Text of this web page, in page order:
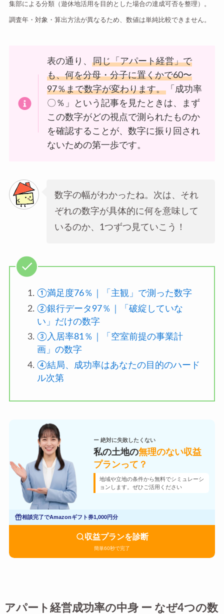
集部による分類（遊休地活用を目的とした場合の達成可否を整理）。
調査年・対象・算出方法が異なるため、数値は単純比較できません。
表の通り、同じ「アパート経営」で
も、何を分母・分子に置くかで60〜
97％まで数字が変わります。
「成功率
〇％」という記事を見たときは、まず
この数字がどの視点で測られたものか
を確認することが、数字に振り回され
ないための第一歩です。
数字の幅がわかったね。次は、それ
ぞれの数字が具体的に何を意味して
いるのか、1つずつ見ていこう！
①満足度76％｜「主観」で測った数字
②銀行データ97％｜「破綻していな
い」だけの数字
③入居率81％｜「空室前提の事業計
画」の数字
④結局、成功率はあなたの目的のハード
ル次第
ー 絶対に失敗したくない
私の土地の無理のない収益
プランって？
地域や立地の条件から無料でシミュレーシ
ョンします。ぜひご活用ください
相談完了でAmazonギフト券1,000円分
収益プランを診断
簡単60秒で完了
アパート経営成功率の中身 ー なぜ4つの数